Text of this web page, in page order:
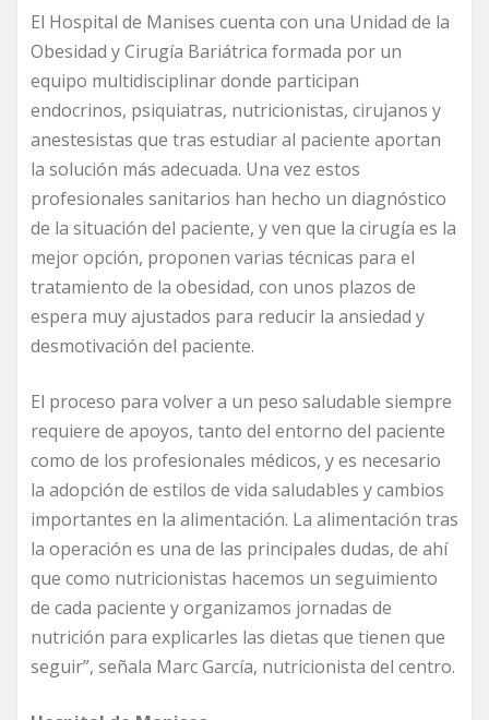
El Hospital de Manises cuenta con una Unidad de la
Obesidad y Cirugía Bariátrica formada por un
equipo multidisciplinar donde participan
endocrinos, psiquiatras, nutricionistas, cirujanos y
anestesistas que tras estudiar al paciente aportan
la solución más adecuada. Una vez estos
profesionales sanitarios han hecho un diagnóstico
de la situación del paciente, y ven que la cirugía es la
mejor opción, proponen varias técnicas para el
tratamiento de la obesidad, con unos plazos de
espera muy ajustados para reducir la ansiedad y
desmotivación del paciente.
El proceso para volver a un peso saludable siempre
requiere de apoyos, tanto del entorno del paciente
como de los profesionales médicos, y es necesario
la adopción de estilos de vida saludables y cambios
importantes en la alimentación. La alimentación tras
la operación es una de las principales dudas, de ahí
que como nutricionistas hacemos un seguimiento
de cada paciente y organizamos jornadas de
nutrición para explicarles las dietas que tienen que
seguir”, señala Marc García, nutricionista del centro.